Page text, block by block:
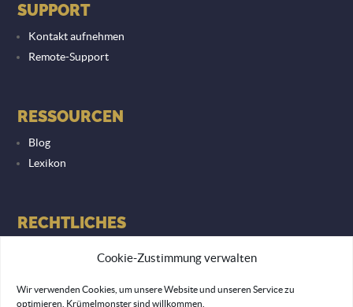
Cookie-Zustimmung verwalten
Wir verwenden Cookies, um unsere Website und unseren Service zu
optimieren. Krümelmonster sind willkommen.
SUPPORT
Kontakt aufnehmen
Remote-Support
RESSOURCEN
Blog
Lexikon
RECHTLICHES